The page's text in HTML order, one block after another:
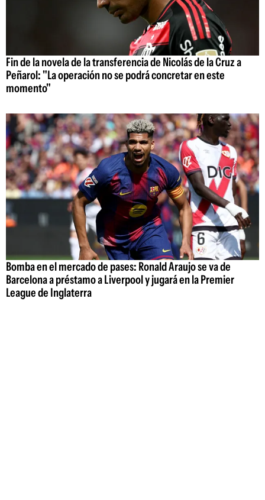
Fin de la novela de la transferencia de Nicolás de la Cruz a
Peñarol: "La operación no se podrá concretar en este
momento"
Bomba en el mercado de pases: Ronald Araujo se va de
Barcelona a préstamo a Liverpool y jugará en la Premier
League de Inglaterra